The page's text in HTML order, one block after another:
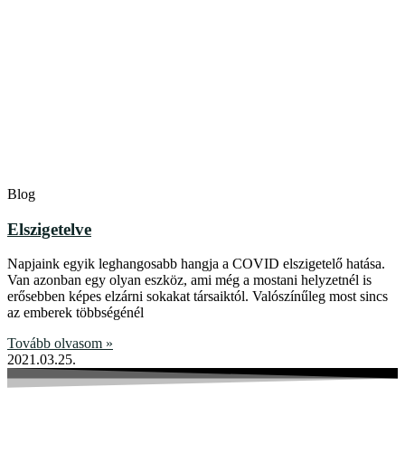
Blog
Elszigetelve
Napjaink egyik leghangosabb hangja a COVID elszigetelő hatása.
Van azonban egy olyan eszköz, ami még a mostani helyzetnél is
erősebben képes elzárni sokakat társaiktól. Valószínűleg most sincs
az emberek többségénél
Tovább olvasom »
2021.03.25.